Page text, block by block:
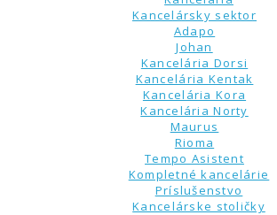
Kancelársky sektor
Adapo
Johan
Kancelária Dorsi
Kancelária Kentak
Kancelária Kora
Kancelária Norty
Maurus
Rioma
Tempo Asistent
Kompletné kancelárie
Príslušenstvo
Kancelárske stoličky